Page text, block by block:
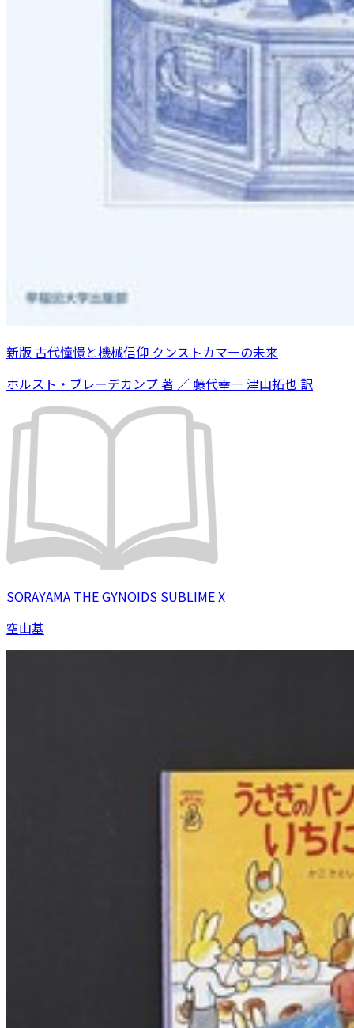
新版 古代憧憬と機械信仰 クンストカマーの未来
ホルスト・ブレーデカンプ 著 ／ 藤代幸一 津山拓也 訳
SORAYAMA THE GYNOIDS SUBLIME X
空山基